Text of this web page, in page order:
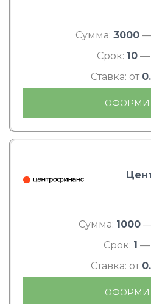
Сумма: 3000—
Срок: 10 —
Ставка: от
Сумма: 1000
Срок: 1 —
Ставка: от